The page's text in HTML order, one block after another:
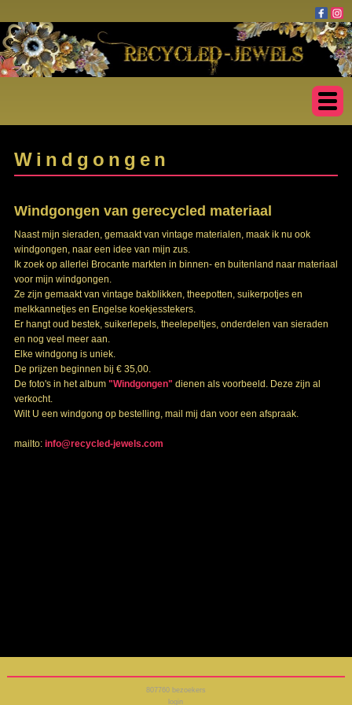
Windgongen
Windgongen van gerecycled materiaal
Naast mijn sieraden, gemaakt van vintage materialen, maak ik nu ook
windgongen, naar een idee van mijn zus.
Ik zoek op allerlei Brocante markten in binnen- en buitenland naar materiaal
voor mijn windgongen.
Ze zijn gemaakt van vintage bakblikken, theepotten, suikerpotjes en
melkkannetjes en Engelse koekjesstekers.
Er hangt oud bestek, suikerlepels, theelepeltjes, onderdelen van sieraden
en nog veel meer aan.
Elke windgong is uniek.
De prijzen beginnen bij € 35,00.
De foto's in het album "Windgongen" dienen als voorbeeld. Deze zijn al
verkocht.
Wilt U een windgong op bestelling, mail mij dan voor een afspraak.
mailto: info@recycled-jewels.com
807760bezoekers
login